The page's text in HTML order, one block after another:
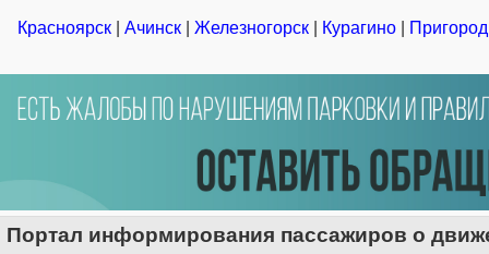
Красноярск Ачинск Железногорск Курагино
Портал информирования пассажиров о